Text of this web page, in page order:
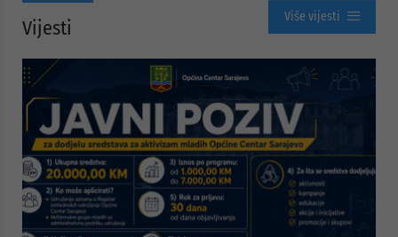
Više vijesti
Vijesti